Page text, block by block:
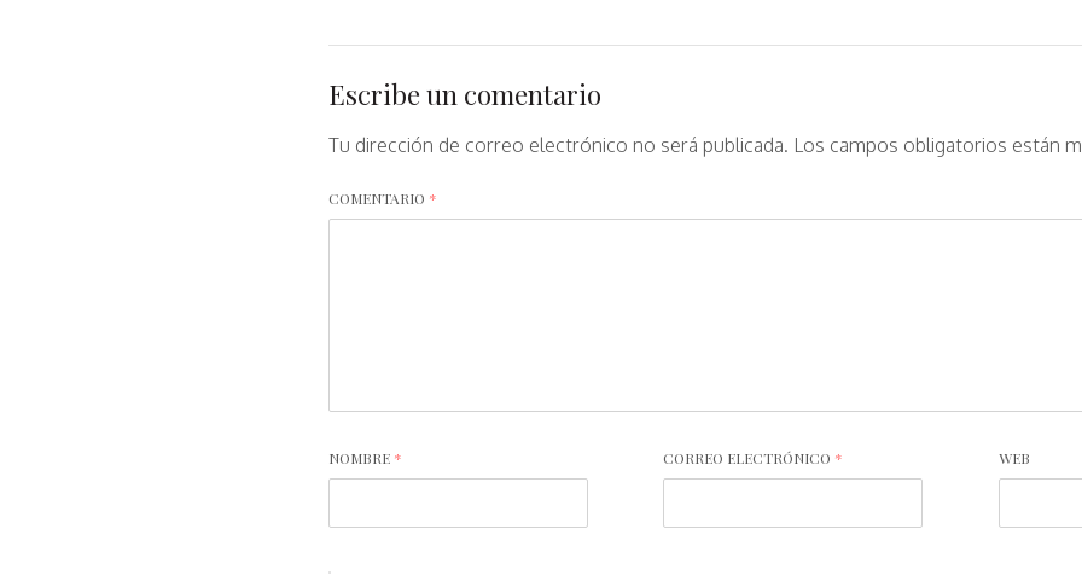
Escribe un comentario
Tu dirección de correo electrónico no será publicada. Los campos obligatorios están
COMENTARIO *
NOMBRE * CORREO ELECTRÓNICO * WEB